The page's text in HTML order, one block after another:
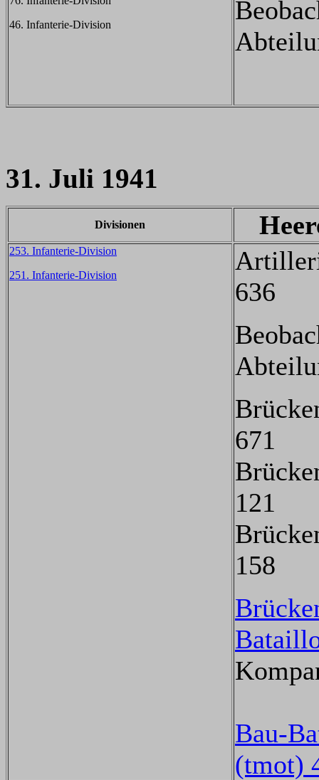
46. Infanterie-Division
31. Juli 1941
Divisionen
253. Infanterie-Division
251. Infanterie-Division
636
671
121
158
Bau-
(tmot)